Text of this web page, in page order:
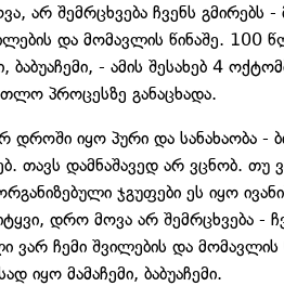
არ შემრცხვება ჩვენს გმირებს
და მომავლის წინაშე. 100
ბაბუაჩემი, - ამის შესახებ 4
პროცესზე განაცხადა.
დროში იყო პური და სანახაობა -
თავს დამნაშავედ არ ვცნობ. თუ
ჯგუფები ეს იყო
დრო მოვა არ შემრცხვება -
ვარ ჩემი შვილების და მომავლის
იყო მამაჩემი, ბაბუაჩემი.